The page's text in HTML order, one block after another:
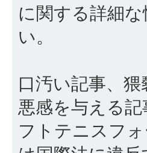
に関する詳細
い。
口汚い記事、
悪感を与える
フトテニスフ